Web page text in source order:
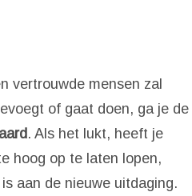
vertrouwde mensen zal
of gaat doen, ga je de
. Als het lukt, heeft je
hoog op te laten lopen,
aan de nieuwe uitdaging.